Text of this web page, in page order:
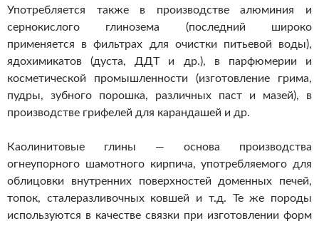
Употребляется также в производстве алюминия и
сернокислого глинозема (последний широко
применяется в фильтрах для очистки питьевой воды),
ядохимикатов (дуста, ДДТ и др.), в парфюмерии и
косметической промышленности (изготовление грима,
пудры, зубного порошка, различных паст и мазей), в
производстве грифелей для карандашей и др.
Каолинитовые глины — основа производства
огнеупорного шамотного кирпича, употребляемого для
облицовки внутренних поверхностей доменных печей,
топок, сталеразливочных ковшей и т.д. Те же породы
используются в качестве связки при изготовлении форм